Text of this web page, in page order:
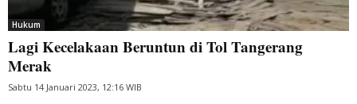
Hukum
Lagi Kecelakaan Beruntun di Tol Tangerang
Merak
Sabtu 14 Januari 2023, 12:16 WIB